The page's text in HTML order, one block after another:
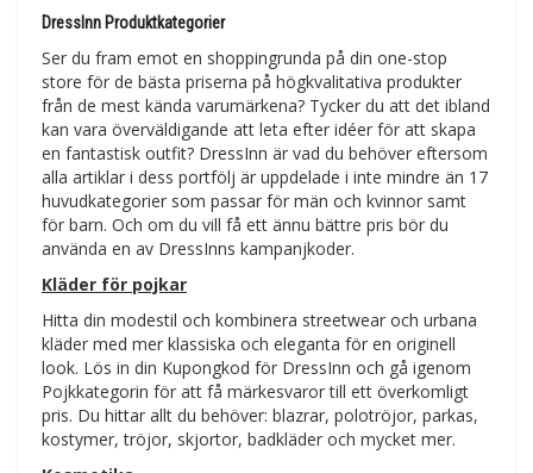
DressInn Produktkategorier
Ser du fram emot en shoppingrunda på din one-stop
store för de bästa priserna på högkvalitativa produkter
från de mest kända varumärkena? Tycker du att det ibland
kan vara överväldigande att leta efter idéer för att skapa
en fantastisk outfit? DressInn är vad du behöver eftersom
alla artiklar i dess portfölj är uppdelade i inte mindre än 17
huvudkategorier som passar för män och kvinnor samt
för barn. Och om du vill få ett ännu bättre pris bör du
använda en av DressInns kampanjkoder.
Kläder för pojkar
Hitta din modestil och kombinera streetwear och urbana
kläder med mer klassiska och eleganta för en originell
look. Lös in din Kupongkod för DressInn och gå igenom
Pojkkategorin för att få märkesvaror till ett överkomligt
pris. Du hittar allt du behöver: blazrar, polotröjor, parkas,
kostymer, tröjor, skjortor, badkläder och mycket mer.